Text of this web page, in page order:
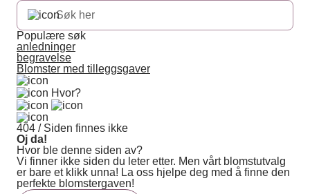
Populære søk
anledninger
begravelse
Blomster med tilleggsgaver
Hvor?
404 / Siden finnes ikke
Oj da!
Hvor ble denne siden av?
Vi finner ikke siden du leter etter. Men vårt blomstutvalg
er bare et klikk unna! La oss hjelpe deg med å finne den
perfekte blomstergaven!